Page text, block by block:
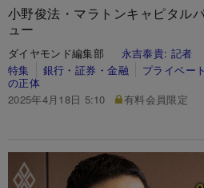
小野俊法・マラトンキャピタル
ュー
ダイヤモンド編集部 永吉泰貴: 記者
特集
銀行・証券・金融
プライベー
の正体
2025年4月18日 5:10
有料会員限定